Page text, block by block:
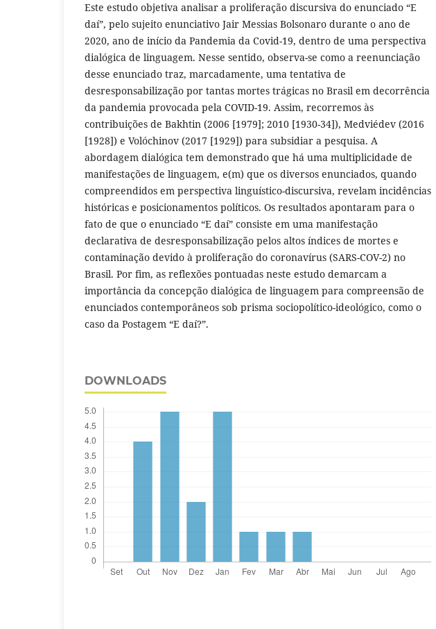
Este estudo objetiva analisar a proliferação discursiva do enunciado “E
daí”, pelo sujeito enunciativo Jair Messias Bolsonaro durante o ano de
2020, ano de início da Pandemia da Covid-19, dentro de uma perspectiva
dialógica de linguagem. Nesse sentido, observa-se como a reenunciação
desse enunciado traz, marcadamente, uma tentativa de
desresponsabilização por tantas mortes trágicas no Brasil em decorrência
da pandemia provocada pela COVID-19. Assim, recorremos às
contribuições de Bakhtin (2006 [1979]; 2010 [1930-34]), Medviédev (2016
[1928]) e Volóchinov (2017 [1929]) para subsidiar a pesquisa. A
abordagem dialógica tem demonstrado que há uma multiplicidade de
manifestações de linguagem, e(m) que os diversos enunciados, quando
compreendidos em perspectiva linguístico-discursiva, revelam incidências
históricas e posicionamentos políticos. Os resultados apontaram para o
fato de que o enunciado “E daí” consiste em uma manifestação
declarativa de desresponsabilização pelos altos índices de mortes e
contaminação devido à proliferação do coronavírus (SARS-COV-2) no
Brasil. Por fim, as reflexões pontuadas neste estudo demarcam a
importância da concepção dialógica de linguagem para compreensão de
enunciados contemporâneos sob prisma sociopolítico-ideológico, como o
caso da Postagem “E daí?”.
DOWNLOADS